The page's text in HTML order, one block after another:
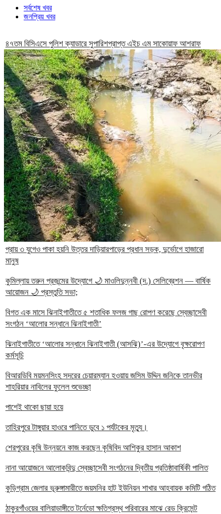
সর্বশেষ খবর
জনপ্রিয় খবর
৪৭তম বিসিএসে পুলিশ ক্যাডারে সুপারিশপ্রাপ্ত এইচ এম সাকোয়াফ আশরাফ
প্রায় ৩ যুগেও পাকা হয়নি উত্তর দাড়িয়ারপাড়ের প্রধান সড়ক, দুর্ভোগে হাজারো
মানুষ
কুমিল্লায় তরুন প্রজন্মের উদ্যোগে 🌙 মাওলিদুন্নবী (দ.) সেলিব্রেশন — বার্ষিক
আয়োজন 🌙 প্রস্তুতি সভা;
বিগত এক মাসে ঝিনাইগাতীতে ৫ শতাধিক ফলজ গাছ রোপণ করেছে স্বেচ্ছাসেবী
সংগঠন ‘আলোর সন্ধানে ঝিনাইগাতী’
ঝিনাইগাতীতে ‘আলোর সন্ধানে ঝিনাইগাতী (আসঝি)’-এর উদ্যোগে বৃক্ষরোপণ
কর্মসূচি
বিআরডিবি ময়মনসিংহ সদরের চেয়ারম্যান হওয়ায় জসিম উদ্দিন জনিকে তানভীর
শাহরিয়ার নাবিলের ফুলেল শুভেচ্ছা
পাশেই থাকো ছায়া হয়ে
তাহিরপুরে টাঙ্গুয়ার হাওরে পানিতে ডুবে ১ পর্যটকের মৃত্যু।
শেরপুরের কৃষি উন্নয়নে কাজ করছেন কৃষিবিদ আশিকুর হাসান আকাশ
নানা আয়োজনে আলোকবিন্দু স্বেচ্ছাসেবী সংগঠনের দ্বিতীয় প্রতিষ্ঠাবার্ষিকী পালিত
কুড়িগ্রাম জেলার ভূরুঙ্গামারীতে জয়মনির হাট ইউনিয়ন শাখার আহবায়ক কমিটি গঠিত
ঠাকুরগাঁওয়ের বালিয়াডাঙ্গীতে টর্নেডো ক্ষতিগ্রস্থ পরিবারের মাঝে রেড ক্রিসেন্ট